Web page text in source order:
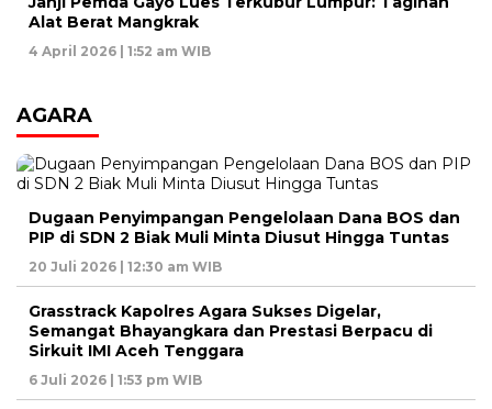
Alat Berat Mangkrak
4 April 2026 | 1:52 am WIB
AGARA
Dugaan Penyimpangan Pengelolaan Dana BOS dan
PIP di SDN 2 Biak Muli Minta Diusut Hingga Tuntas
20 Juli 2026 | 12:30 am WIB
Grasstrack Kapolres Agara Sukses Digelar,
Semangat Bhayangkara dan Prestasi Berpacu di
Sirkuit IMI Aceh Tenggara
6 Juli 2026 | 1:53 pm WIB